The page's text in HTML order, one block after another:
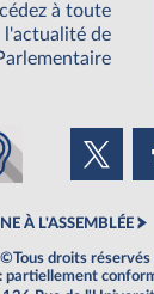
à toute
l'actualité de
À L'ASSEMBLÉE
©Tous droits
partiellement